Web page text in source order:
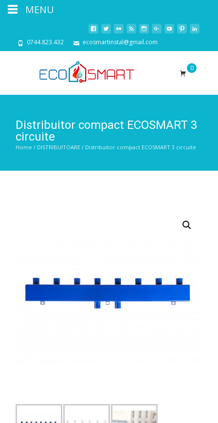
0744.823.432 ecosmartinstal@gmail.com
0
Distribuitor compact ECOSMART 3
circuite
Home / DISTRIBUITOARE / Distribuitor compact ECOSMART 3 circuite
MENU